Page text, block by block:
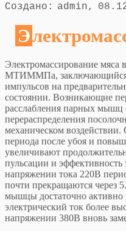
admin
Электромассирование мяса
МТИММПа, заключающийся
импульсов на
состоянии. Возникающие
расслабления парных мышц
перераспределения
механическом
периода после убоя и
увеличивают
пульсации и
напряжении тока 220В
почти прекращаются через
мышцы достаточно активно
электрический ток более
напряжении 380В вновь